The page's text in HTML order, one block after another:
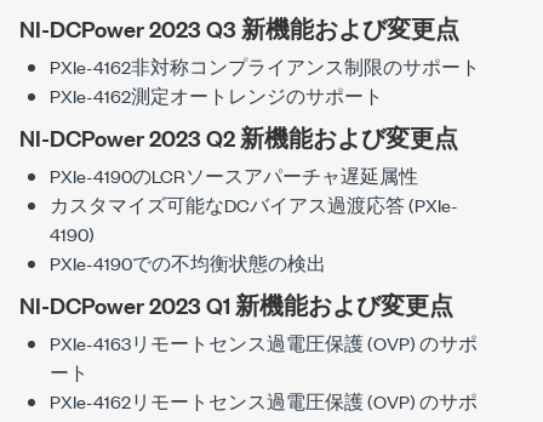
NI-DCPower 2023 Q3 新機能および変更点
PXIe-4162非対称コンプライアンス制限のサポート
PXIe-4162測定オートレンジのサポート
NI-DCPower 2023 Q2 新機能および変更点
PXIe-4190のLCRソースアパーチャ遅延属性
カスタマイズ可能なDCバイアス過渡応答 (PXIe-
4190)
PXIe-4190での不均衡状態の検出
NI-DCPower 2023 Q1 新機能および変更点
PXIe-4163リモートセンス過電圧保護 (OVP) のサポ
ート
PXIe-4162リモートセンス過電圧保護 (OVP) のサポ